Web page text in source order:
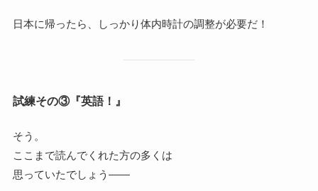
日本に帰ったら、しっかり体内時計の調整が必要だ！
試練その③『英語！』
そう。
ここまで読んでくれた方の多くは
思っていたでしょう――